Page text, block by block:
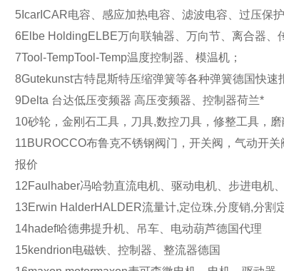
5 Icar ICAR电容、感应加热电容、滤波电容、过压保
6Elbe HoldingELBE万向联轴器、万向节、离合器、
7Tool-TempTool-Temp温度控制器、模温机；
8Gutekunst古特昆斯特压缩弹簧等各种弹簧德国快速
9Delta 台达低压变频器 高压变频器、控制器荷兰*
10砂轮，金刚石工具，刀具,数控刀具，修整工具，
11BUROCCO布鲁克不锈钢阀门，开关阀，气动开
报价
12Faulhaber冯哈勃直流电机、驱动电机、步进电机
13Erwin HalderHALDER流量计,定位珠,分度销,分割
14hadef哈德弗提升机、吊车、电动葫芦德国代理
15kendrion电磁铁、控制器、整流器德国